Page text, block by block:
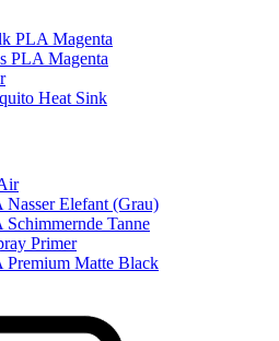
PLA Magenta
PLA Magenta
Heat Sink
Elefant (Grau)
Tanne
Primer
Matte Black